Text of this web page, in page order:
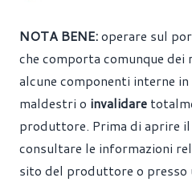
NOTA BENE:operare sul
che comporta comunque dei
alcune componenti interne
maldestri o invalidare
produttore. Prima di aprire
consultare le informazioni
sito del produttore o presso